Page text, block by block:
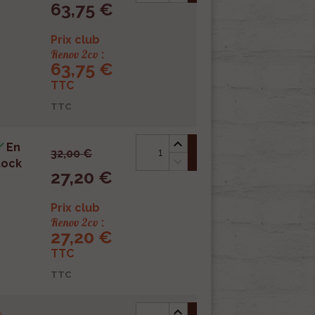
63,75 €
Prix club
Renov 2cv :
63,75 €
TTC
TTC
En
32,00 €
27,20 €
Prix club
Renov 2cv :
27,20 €
TTC
TTC